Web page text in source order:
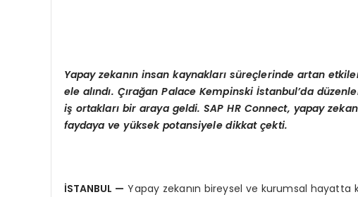
Yapay zekanın insan kaynakları süreçlerinde artan
ele alındı. Çırağan Palace Kempinski İstanbul’da d
iş ortakları bir araya geldi.SAP HR Connect, yapay
faydaya ve yüksek potansiyele dikkat çekti.
İSTANBUL — Yapay zekanın bireysel ve kurumsal hayatta